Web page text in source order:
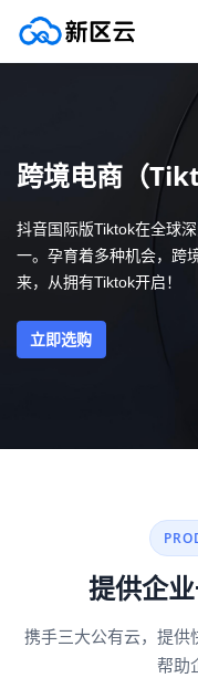
服务条款
拼团活动 HOT
跨境电商（
抖音国际版Tiktok在全球
一。孕育着多种机会，跨
来，从拥有Tiktok开启！
立即选购
提供企
携手三大公有云，提供
帮助